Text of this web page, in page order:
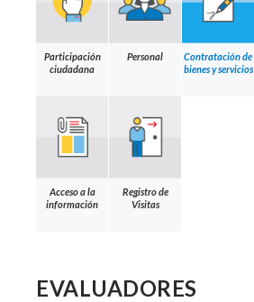
Participación
ciudadana
Personal
Contratación de
bienes y servicios
Acceso a la
información
Registro de
Visitas
EVALUADORES